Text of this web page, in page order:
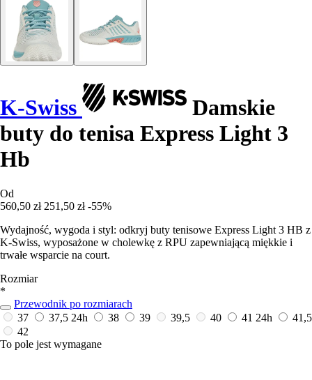
K-Swiss
Damskie
buty do tenisa Express Light 3
Hb
Od
560,50 zł 251,50 zł -55%
Wydajność, wygoda i styl: odkryj buty tenisowe Express Light 3 HB z
K-Swiss, wyposażone w cholewkę z RPU zapewniającą miękkie i
trwałe wsparcie na court.
Rozmiar
*
Przewodnik po rozmiarach
37
37,5 24h 38 39 39,5 40 41 24h
41,5
42
To pole jest wymagane